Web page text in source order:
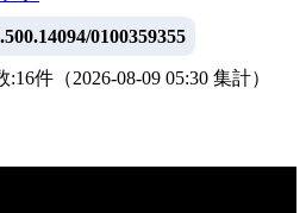
0100359355
:16件 （2026-08-09 05:30 集計）